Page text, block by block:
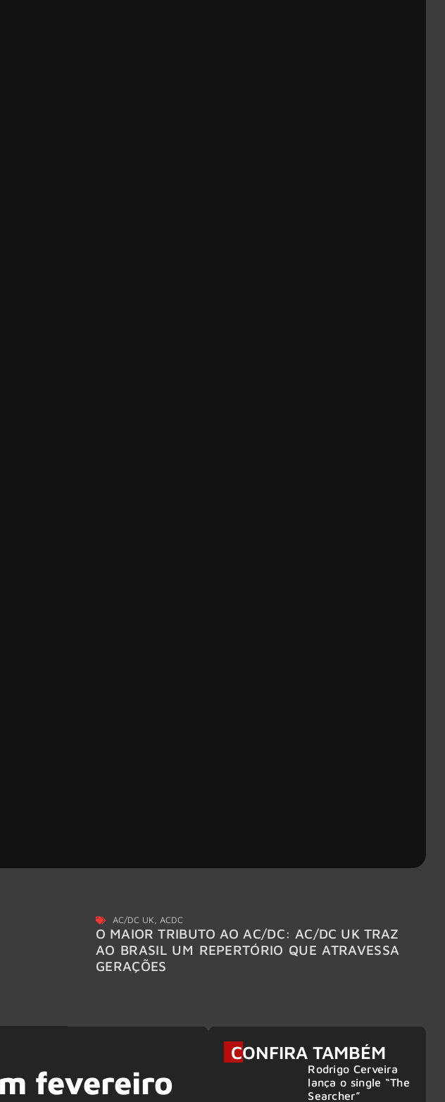
AC/DC UK,ACDC
O MAIOR TRIBUTO AO AC/DC: AC/DC UK TRAZ
AO BRASIL UM REPERTÓRIO QUE ATRAVESSA
GERAÇÕES
fevereiro
CONFIRA TAMBÉM
Rodrigo Cerveira
lança o single “The
Searcher”